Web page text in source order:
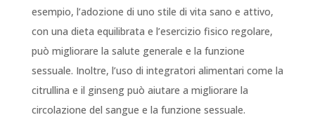
esempio, l’adozione di uno stile di vita sano e attivo,
con una dieta equilibrata e l’esercizio fisico regolare,
può migliorare la salute generale e la funzione
sessuale. Inoltre, l’uso di integratori alimentari come la
citrullina e il ginseng può aiutare a migliorare la
circolazione del sangue e la funzione sessuale.